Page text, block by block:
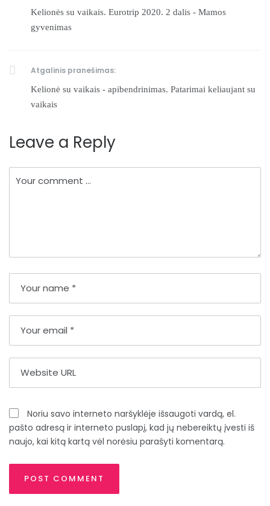
Kelionės su vaikais. Eurotrip 2020. 2 dalis - Mamos
gyvenimas
Atgalinis pranešimas:
Kelionė su vaikais - apibendrinimas. Patarimai keliaujant su
vaikais
Leave a Reply
Noriu savo interneto naršyklėje išsaugoti vardą, el.
pašto adresą ir interneto puslapį, kad jų nebereiktų įvesti iš
naujo, kai kitą kartą vėl norėsiu parašyti komentarą.